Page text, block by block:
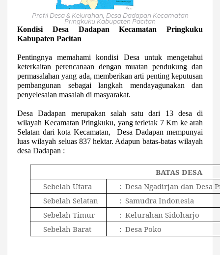
Profil Desa & Kelurahan, Desa Dadapan Kecamatan
Pringkuku Kabupaten Pacitan
Kondisi Desa Dadapan Kecamatan Pringkuku
Kabupaten Pacitan
Pentingnya memahami kondisi Desa untuk mengetahui
keterkaitan perencanaan dengan muatan pendukung dan
permasalahan yang ada, memberikan arti penting keputusan
pembangunan sebagai langkah mendayagunakan dan
penyelesaian masalah di masyarakat.
Desa Dadapan merupakan salah satu dari 13 desa di
wilayah Kecamatan Pringkuku, yang terletak 7 Km ke arah
Selatan dari kota Kecamatan,
Desa Dadapan mempunyai
luas wilayah seluas 837 hektar. Adapun batas-batas wilayah
desa Dadapan :
BATAS DESA
Sebelah Utara
: Desa Ngadirjan dan Desa
Sebelah Selatan
: Samudra Indonesia
Sebelah Timur
: Kelurahan Sidoharjo
Sebelah Barat
: Desa Poko